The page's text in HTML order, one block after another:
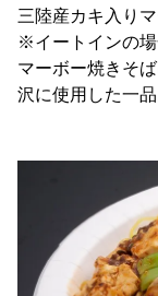
三陸産カキ入り
※イートインの
マーボー焼きそ
沢に使用した一品